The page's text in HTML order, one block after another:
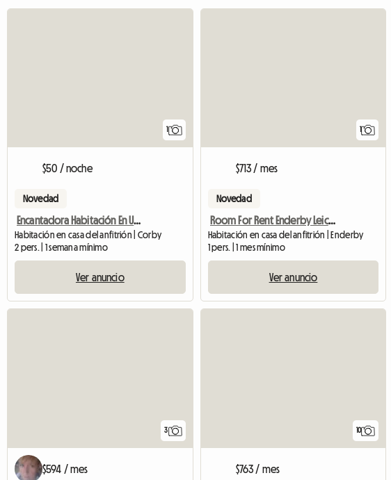
$50 / noche
Novedad
Encantadora Habitación En Una Hermosa Casa Solo Para Mujeres
Habitación en casa del anfitrión | Corby
2 pers. | 1 semana mínimo
Ver anuncio
$713 / mes
Novedad
Room For Rent Enderby Leicester
Habitación en casa del anfitrión | Enderby
1 pers. | 1 mes mínimo
Ver anuncio
3
$594 / mes
10
$763 / mes